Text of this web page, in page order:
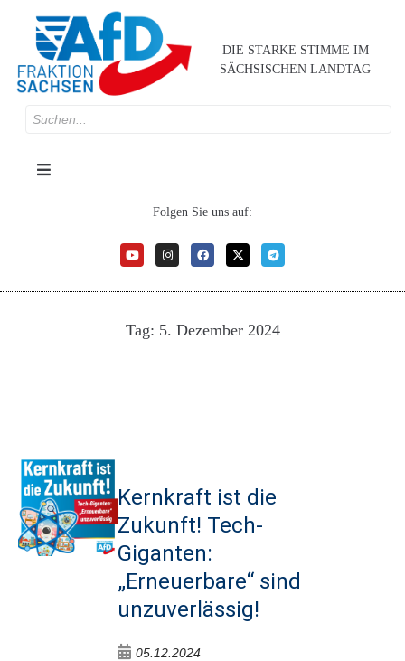
DIE STARKE STIMME IM
SÄCHSISCHEN LANDTAG
Folgen Sie uns auf:
Tag: 5. Dezember 2024
Kernkraft ist die
Zukunft! Tech-
Giganten:
„Erneuerbare“ sind
unzuverlässig!
05.12.2024